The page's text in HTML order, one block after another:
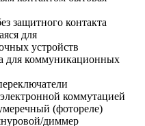
защитного контакта
для
устройств
для коммуникационных
коммутацией
(фотореле)
диммер